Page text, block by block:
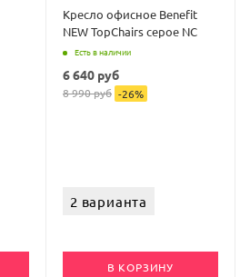
Кресло офисное Benefit
NEW TopChairs серое NC
Есть в наличии
6 640 руб
8 990руб -26%
2 варианта
В КОРЗИНУ